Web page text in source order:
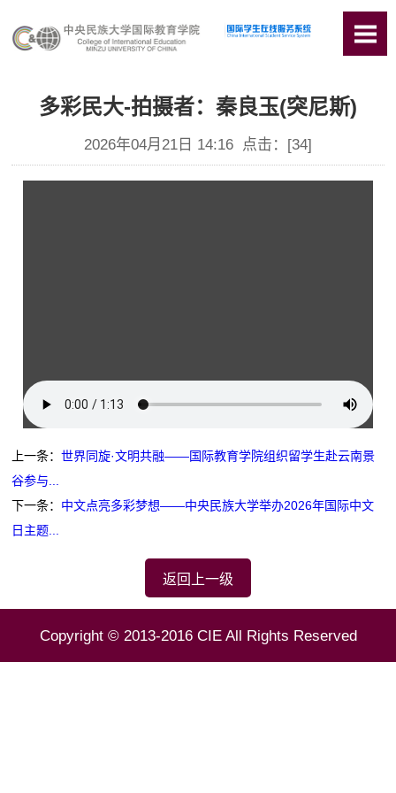
多彩民大-拍摄者：秦良玉(突尼斯)
2026年04月21日 14:16 点击：[34]
上一条：世界同旋·文明共融——国际教育学院组织留学生赴云南景
谷参与...
下一条： 中文点亮多彩梦想——中央民族大学举办2026年国际中文
日主题...
返回上一级
Copyright © 2013-2016 CIE All Rights Reserved